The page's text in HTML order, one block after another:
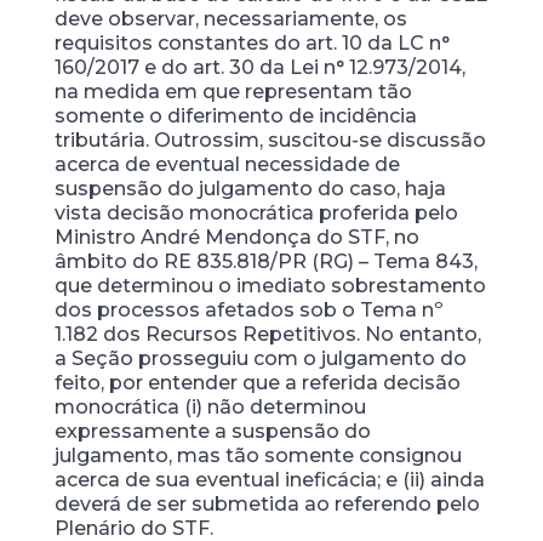
deve observar, necessariamente, os
requisitos constantes do art. 10 da LC n°
160/2017 e do art. 30 da Lei n° 12.973/2014,
na medida em que representam tão
somente o diferimento de incidência
tributária. Outrossim, suscitou-se discussão
acerca de eventual necessidade de
suspensão do julgamento do caso, haja
vista decisão monocrática proferida pelo
Ministro André Mendonça do STF, no
âmbito do RE 835.818/PR (RG) – Tema 843,
que determinou o imediato sobrestamento
dos processos afetados sob o Tema nº
1.182 dos Recursos Repetitivos. No entanto,
a Seção prosseguiu com o julgamento do
feito, por entender que a referida decisão
monocrática (i) não determinou
expressamente a suspensão do
julgamento, mas tão somente consignou
acerca de sua eventual ineficácia; e (ii) ainda
deverá de ser submetida ao referendo pelo
Plenário do STF.